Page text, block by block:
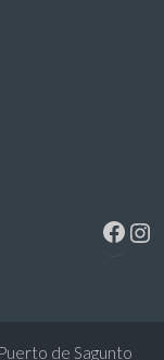
de Sagunto